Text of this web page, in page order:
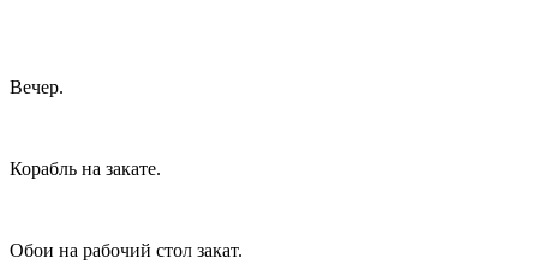
Вечер.
Корабль на закате.
Обои на рабочий стол закат.